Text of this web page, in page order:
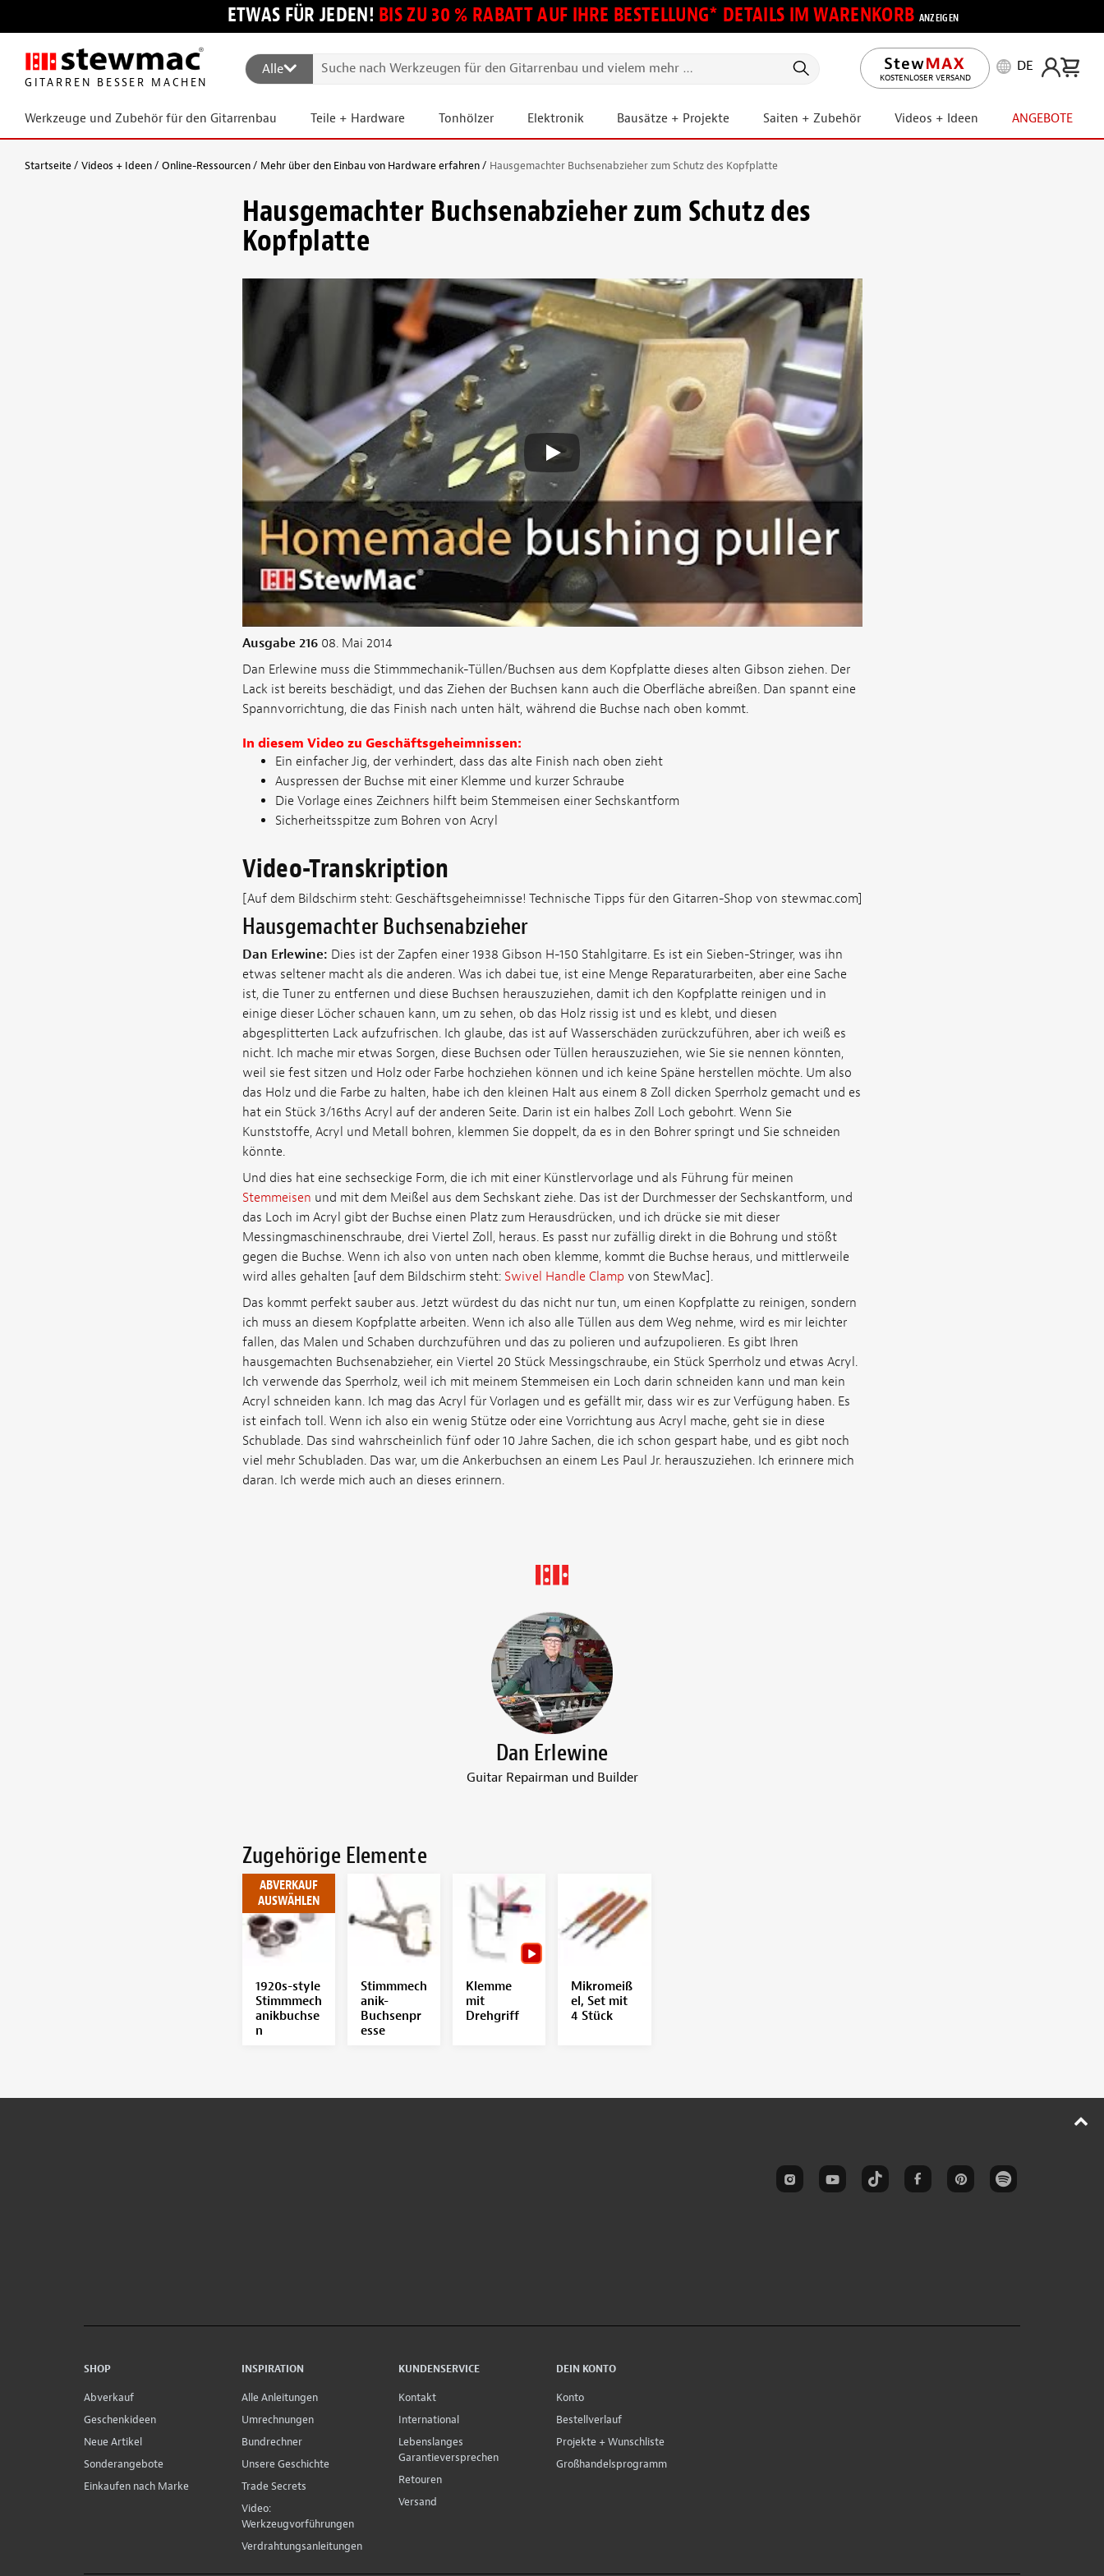
ETWAS FÜR JEDEN! BIS ZU 30 % RABATT AUF IHRE BESTELLUNG* DETAILS IM WARENKORB ANZEIGEN
GITARREN BESSER MACHEN
Alle
KOSTENLOSER VERSAND
DE
Werkzeuge und Zubehör für den Gitarrenbau Teile + Hardware Tonhölzer Elektronik Bausätze + Projekte Saiten + Zubehör Videos + Ideen ANGEBOTE
Startseite Videos + Ideen Online-Ressourcen Mehr über den Einbau von Hardware erfahren Hausgemachter Buchsenabzieher zum Schutz des Kopfplatte
Hausgemachter Buchsenabzieher zum Schutz des
Kopfplatte
Ausgabe 21608. Mai 2014
Dan Erlewine muss die Stimmmechanik-Tüllen/Buchsen aus dem Kopfplatte dieses alten Gibson ziehen. Der
Lack ist bereits beschädigt, und das Ziehen der Buchsen kann auch die Oberfläche abreißen. Dan spannt eine
Spannvorrichtung, die das Finish nach unten hält, während die Buchse nach oben kommt.
In diesem Video zu Geschäftsgeheimnissen:
Ein einfacher Jig, der verhindert, dass das alte Finish nach oben zieht
Auspressen der Buchse mit einer Klemme und kurzer Schraube
Die Vorlage eines Zeichners hilft beim Stemmeisen einer Sechskantform
Sicherheitsspitze zum Bohren von Acryl
Video-Transkription
[Auf dem Bildschirm steht: Geschäftsgeheimnisse! Technische Tipps für den Gitarren-Shop von stewmac.com]
Hausgemachter Buchsenabzieher
Dan Erlewine: Dies ist der Zapfen einer 1938 Gibson H-150 Stahlgitarre. Es ist ein Sieben-Stringer, was ihn
etwas seltener macht als die anderen. Was ich dabei tue, ist eine Menge Reparaturarbeiten, aber eine Sache
ist, die Tuner zu entfernen und diese Buchsen herauszuziehen, damit ich den Kopfplatte reinigen und in
einige dieser Löcher schauen kann, um zu sehen, ob das Holz rissig ist und es klebt, und diesen
abgesplitterten Lack aufzufrischen. Ich glaube, das ist auf Wasserschäden zurückzuführen, aber ich weiß es
nicht. Ich mache mir etwas Sorgen, diese Buchsen oder Tüllen herauszuziehen, wie Sie sie nennen könnten,
weil sie fest sitzen und Holz oder Farbe hochziehen können und ich keine Späne herstellen möchte. Um also
das Holz und die Farbe zu halten, habe ich den kleinen Halt aus einem 8 Zoll dicken Sperrholz gemacht und es
hat ein Stück 3/16ths Acryl auf der anderen Seite. Darin ist ein halbes Zoll Loch gebohrt. Wenn Sie
Kunststoffe, Acryl und Metall bohren, klemmen Sie doppelt, da es in den Bohrer springt und Sie schneiden
könnte.
Und dies hat eine sechseckige Form, die ich mit einer Künstlervorlage und als Führung für meinen
Stemmeisen und mit dem Meißel aus dem Sechskant ziehe. Das ist der Durchmesser der Sechskantform, und
das Loch im Acryl gibt der Buchse einen Platz zum Herausdrücken, und ich drücke sie mit dieser
Messingmaschinenschraube, drei Viertel Zoll, heraus. Es passt nur zufällig direkt in die Bohrung und stößt
gegen die Buchse. Wenn ich also von unten nach oben klemme, kommt die Buchse heraus, und mittlerweile
wird alles gehalten [auf dem Bildschirm steht: Swivel Handle Clampvon StewMac].
Das kommt perfekt sauber aus. Jetzt würdest du das nicht nur tun, um einen Kopfplatte zu reinigen, sondern
ich muss an diesem Kopfplatte arbeiten. Wenn ich also alle Tüllen aus dem Weg nehme, wird es mir leichter
fallen, das Malen und Schaben durchzuführen und das zu polieren und aufzupolieren. Es gibt Ihren
hausgemachten Buchsenabzieher, ein Viertel 20 Stück Messingschraube, ein Stück Sperrholz und etwas Acryl.
Ich verwende das Sperrholz, weil ich mit meinem Stemmeisen ein Loch darin schneiden kann und man kein
Acryl schneiden kann. Ich mag das Acryl für Vorlagen und es gefällt mir, dass wir es zur Verfügung haben. Es
ist einfach toll. Wenn ich also ein wenig Stütze oder eine Vorrichtung aus Acryl mache, geht sie in diese
Schublade. Das sind wahrscheinlich fünf oder 10 Jahre Sachen, die ich schon gespart habe, und es gibt noch
viel mehr Schubladen. Das war, um die Ankerbuchsen an einem Les Paul Jr. herauszuziehen. Ich erinnere mich
daran. Ich werde mich auch an dieses erinnern.
Dan Erlewine
Guitar Repairman und Builder
Zugehörige Elemente
ABVERKAUF
AUSWÄHLEN
1920s-style
Stimmmech
anikbuchse
n
Stimmmech
anik-
Buchsenpr
esse
Klemme
mit
Drehgriff
Mikromeiß
el, Set mit
4 Stück
SHOP
Abverkauf
Geschenkideen
Neue Artikel
Sonderangebote
Einkaufen nach Marke
INSPIRATION
Alle Anleitungen
Umrechnungen
Bundrechner
Unsere Geschichte
Trade Secrets
Video:
Werkzeugvorführungen
Verdrahtungsanleitungen
KUNDENSERVICE
Kontakt
International
Lebenslanges
Garantieversprechen
Retouren
Versand
DEIN KONTO
Konto
Bestellverlauf
Projekte + Wunschliste
Großhandelsprogramm